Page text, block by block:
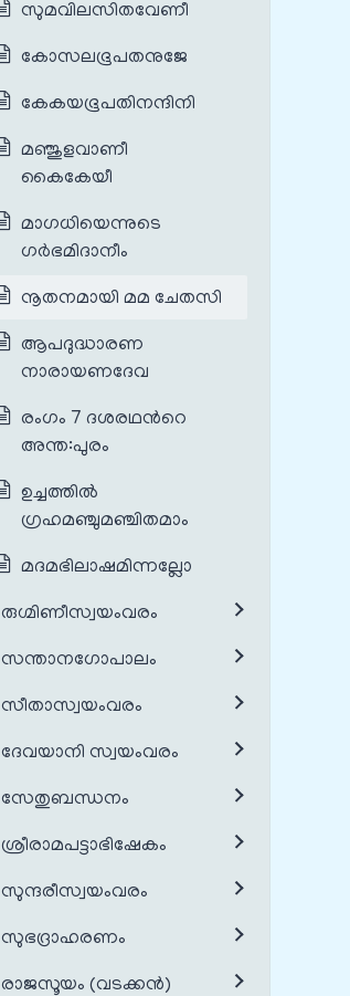
സുമവിലസിതവേണീ
കോസലഭൂപതനുജേ
കേകയഭൂപതിനന്ദിനി
മഞ്ജുളവാണീ
കൈകേയീ
മാഗധിയെന്നുടെ
ഗർഭമിദാനീം
നൂതനമായി മമ ചേതസി
ആപദുദ്ധാരണ
നാരായണദേവ
രംഗം 7 ദശരഥന്‍റെ
അന്ത:പുരം
ഉച്ചത്തിൽ
ഗ്രഹമഞ്ചുമഞ്ചിതമാം
മദമഭിലാഷമിന്നല്ലോ
രുഗ്മിണീസ്വയംവരം
സന്താനഗോപാലം
സീതാസ്വയംവരം
ദേവയാനി സ്വയംവരം
സേതുബന്ധനം
ശ്രീരാമപട്ടാഭിഷേകം
സുന്ദരീസ്വയംവരം
സുഭദ്രാഹരണം
രാജസൂയം (വടക്കൻ)